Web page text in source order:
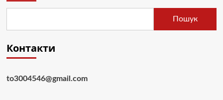
Пошук
Контакти
to3004546@gmail.com